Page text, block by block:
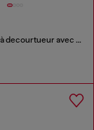
Short de bain à decourtueur avec logo en contour